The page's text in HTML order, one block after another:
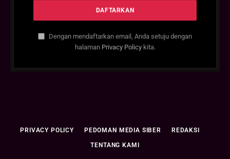
Dengan mendaftarkan email, Anda setuju dengan
halaman Privacy Policykita.
PRIVACY POLICY PEDOMAN MEDIA SIBER REDAKSI
TENTANG KAMI